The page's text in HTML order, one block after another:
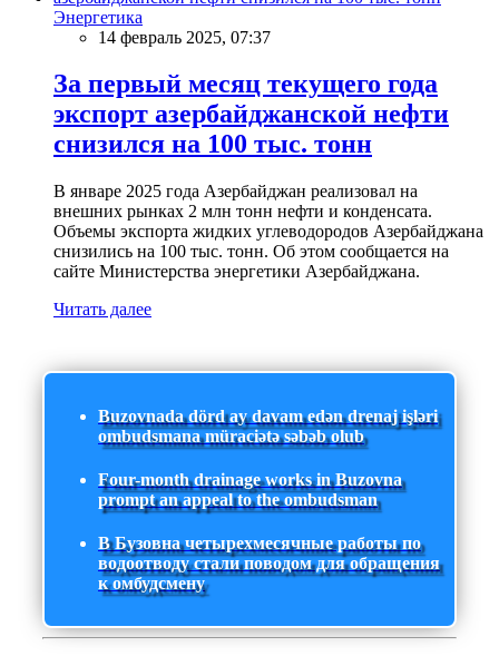
Энергетика
14 февраль 2025, 07:37
За первый месяц текущего года
экспорт азербайджанской нефти
снизился на 100 тыс. тонн
В январе 2025 года Азербайджан реализовал на
внешних рынках 2 млн тонн нефти и конденсата.
Объемы экспорта жидких углеводородов Азербайджана
снизились на 100 тыс. тонн. Об этом сообщается на
сайте Министерства энергетики Азербайджана.
Читать далее
Buzovnada dörd ay davam edən drenaj işləri
ombudsmana müraciətə səbəb olub
Four-month drainage works in Buzovna
prompt an appeal to the ombudsman
В Бузовна четырехмесячные работы по
водоотводу стали поводом для обращения
к омбудсмену